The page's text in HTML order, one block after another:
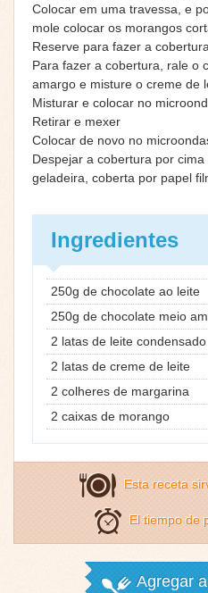
Colocar em uma travessa, e
mole colocar os morangos
Reserve para fazer a cobertura
Para fazer a cobertura, rale o
amargo e misture o creme de
Misturar e colocar no
Retirar e mexer
Colocar de novo no
Despejar a cobertura por
geladeira, coberta por papel
Ingredientes
250g de chocolate ao leite
250g de chocolate meio
2 latas de leite condensado
2 latas de creme de leite
2 colheres de margarina
2 caixas de morango
Esta receta
El tiempo de
Agregar